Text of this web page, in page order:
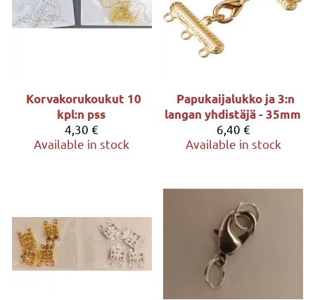
Korvakorukoukut 10
kpl:n pss
4,30 €
Available in stock
Papukaijalukko ja 3:n
langan yhdistäjä - 35mm
6,40 €
Available in stock